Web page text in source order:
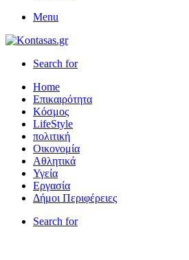
Menu
Search for
Home
Επικαιρότητα
Κόσμος
LifeStyle
πολιτική
Οικονομία
Αθλητικά
Υγεία
Εργασία
Δήμοι Περιφέρειες
Search for